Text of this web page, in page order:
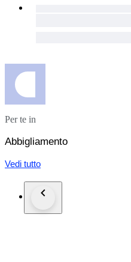
Per te in
Abbigliamento
Vedi tutto